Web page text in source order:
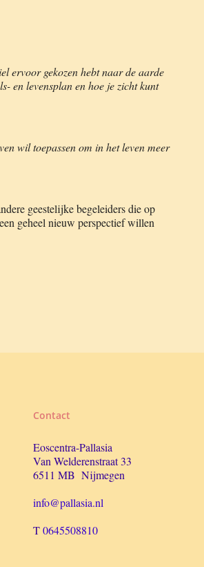
ervoor gekozen hebt naar de aarde
en levensplan en hoe je zicht kunt
wil toepassen om in het leven meer
geestelijke begeleiders die op
geheel nieuw perspectief willen
Contact
Eoscentra-Pallasia
Van Welderenstraat 33
6511 MB Nijmegen
info@pallasia.nl
T0645508810